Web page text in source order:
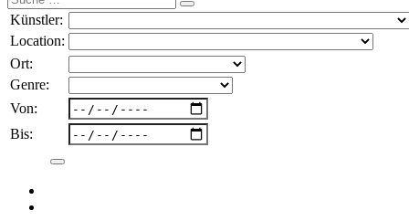
nach:
Künstler:
Location:
Ort:
Genre:
Von:
Bis: